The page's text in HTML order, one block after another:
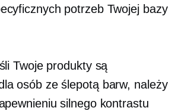
potrzeb Twojej bazy
Twoje produkty są
osób ze ślepotą barw, należy
silnego kontrastu